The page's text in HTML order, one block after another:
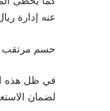
عنه إدارة
حسم مرتقب
لضمان